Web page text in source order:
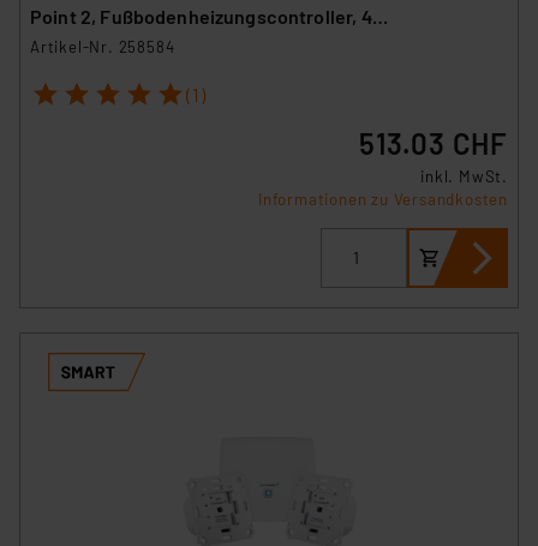
Point 2, Fußbodenheizungscontroller, 4
Wandthermostate und 5 Stellantriebe
Artikel-Nr. 258584
1 2 3 4 5 (1)
513.03 CHF
inkl. MwSt.
Informationen zu Versandkosten